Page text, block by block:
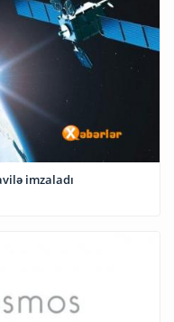
imzaladı